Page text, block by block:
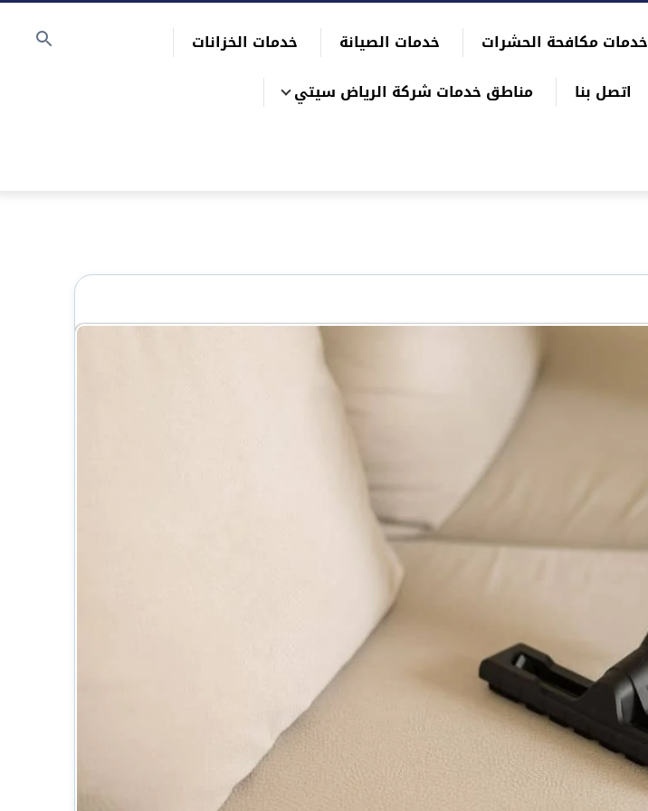
خدمات مكافحة الحشرات خدمات الصيانة
خدمات الخزانات
اتصل بنا مناطق خدمات شركة الرياض سيتي